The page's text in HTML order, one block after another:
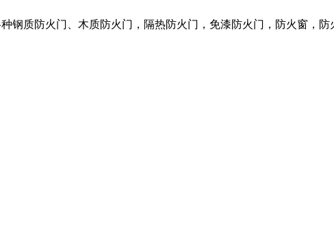
钢质防火门、木质防火门，隔热防火门，免漆防火门，防火窗，